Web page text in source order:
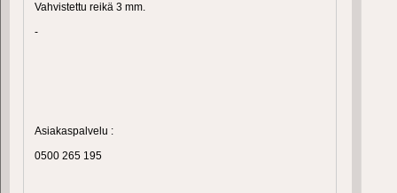
Vahvistettu reikä 3 mm.
-
Asiakaspalvelu :
0500 265 195